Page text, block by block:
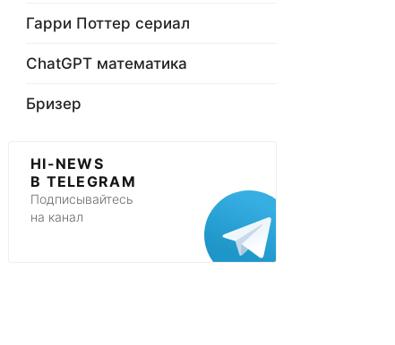
Гарри Поттер сериал
ChatGPT математика
Бризер
HI-NEWS
В TELEGRAM
Подписывайтесь
на канал